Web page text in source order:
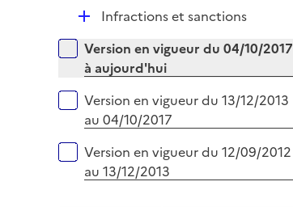
i
e
r
D
p
l
i
r
Infractions et sanctions
Versions sur la période
Version en vigueur du 04/10/2017
à aujourd'hui
Version en vigueur du 13/12/2013
au 04/10/2017
Version en vigueur du 12/09/2012
au 13/12/2013